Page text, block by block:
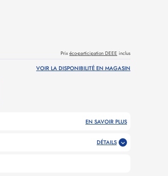
Prix éco-participation DEEE inclus
VOIR LA DISPONIBILITÉ EN MAGASIN
EN SAVOIR PLUS
DÉTAILS